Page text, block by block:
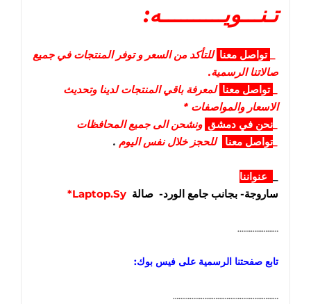
تـنـــويــــــــــه:
تواصل معنا للتأكد من السعر و توفر المنتجات في جميع
صالاتنا الرسمية.
تواصل معنا لمعرفة باقي المنتجات لدينا وتحديث
الاسعار والمواصفات *
نحن في دمشق ونشحن الى جميع المحافظات
تواصل معنا للحجز خلال نفس اليوم .
عنواننا
ساروجة- بجانب جامع الورد- صالة
………………….
تابع صفحتنا الرسمية على فيس بوك:
…………………………………………………